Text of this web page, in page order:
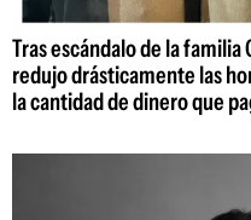
Tras escándalo de la
redujo drásticamente las
la cantidad de dinero que